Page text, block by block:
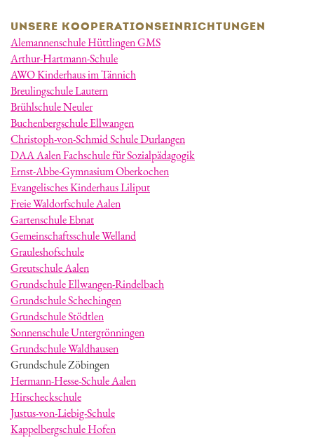
UNSERE KOOPERATIONSEINRICHTUNGEN
Alemannenschule Hüttlingen GMS
Arthur-Hartmann-Schule
AWO Kinderhaus im Tännich
Breulingschule Lautern
Brühlschule Neuler
Buchenbergschule Ellwangen
Christoph-von-Schmid Schule Durlangen
DAA Aalen Fachschule für Sozialpädagogik
Ernst-Abbe-Gymnasium Oberkochen
Evangelisches Kinderhaus Liliput
Freie Waldorfschule Aalen
Gartenschule Ebnat
Gemeinschaftsschule Welland
Grauleshofschule
Greutschule Aalen
Grundschule Ellwangen-Rindelbach
Grundschule Schechingen
Grundschule Stödtlen
Sonnenschule Untergrönningen
Grundschule Waldhausen
Grundschule Zöbingen
Hermann-Hesse-Schule Aalen
Hirscheckschule
Justus-von-Liebig-Schule
Kappelbergschule Hofen